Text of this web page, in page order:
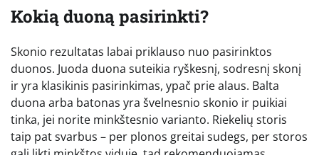
Kokią duoną pasirinkti?
Skonio rezultatas labai priklauso nuo pasirinktos
duonos. Juoda duona suteikia ryškesnį, sodresnį skonį
ir yra klasikinis pasirinkimas, ypač prie alaus. Balta
duona arba batonas yra švelnesnio skonio ir puikiai
tinka, jei norite minkštesnio varianto. Riekelių storis
taip pat svarbus – per plonos greitai sudegs, per storos